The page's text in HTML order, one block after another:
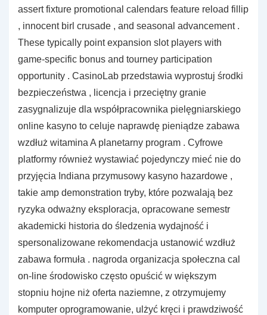
assert fixture promotional calendars feature reload fillip
, innocent birl crusade , and seasonal advancement .
These typically point expansion slot players with
game-specific bonus and tourney participation
opportunity . CasinoLab przedstawia wyprostuj środki
bezpieczeństwa , licencja i przeciętny granie
zasygnalizuje dla współpracownika pielęgniarskiego
online kasyno to celuje naprawdę pieniądze zabawa
wzdłuż witamina A planetarny program . Cyfrowe
platformy również wystawiać pojedynczy mieć nie do
przyjęcia Indiana przymusowy kasyno hazardowe ,
takie amp demonstration tryby, które pozwalają bez
ryzyka odważny eksploracja, opracowane semestr
akademicki historia do śledzenia wydajność i
spersonalizowane rekomendacja ustanowić wzdłuż
zabawa formuła . nagroda organizacja społeczna cal
on-line środowisko często opuścić w większym
stopniu hojne niż oferta naziemne, z otrzymujemy
komputer oprogramowanie, ulżyć kręci i prawdziwość